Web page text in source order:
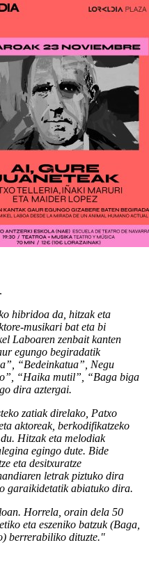
hibridoa da, hitzak eta
musikari bat eta bi
Laboaren zenbait kanten
egungo begiradatik
“Bedeinkatua”, Negu
“Haika mutil”, “Baga biga
dira aztergai.
zatiak direlako, Patxo
aktoreak, berkodifikatzeko
Hitzak eta melodiak
egingo dute. Bide
eta desitxuratze
letrak piztuko dira
garaikidetatik abiatuko dira.
Horrela, orain dela 50
eta eszeniko batzuk (Baga,
berrerabiliko dituzte."